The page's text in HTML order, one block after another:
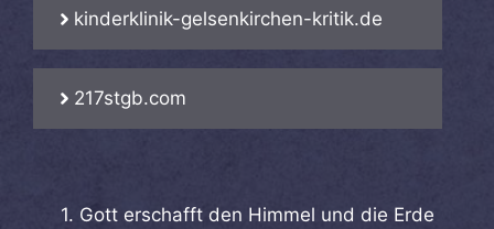
kinderklinik-gelsenkirchen-kritik.de
217stgb.com
1. Gott erschafft den Himmel und die Erde